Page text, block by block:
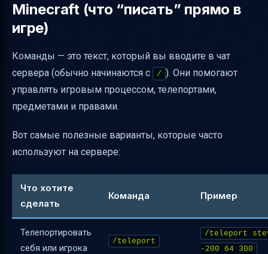
Minecraft (что “писать” прямо в
игре)
Команды — это текст, который вы вводите в чат
сервера (обычно начинаются с
/ ). Они помогают
управлять игровым процессом, телепортами,
предметами и правами.
Вот самые полезные варианты, которые часто
используют на сервере:
Что хотите
сделать
Команда Пример
Телепортировать
себя или игрока
/teleport
/teleport
-200 64 300